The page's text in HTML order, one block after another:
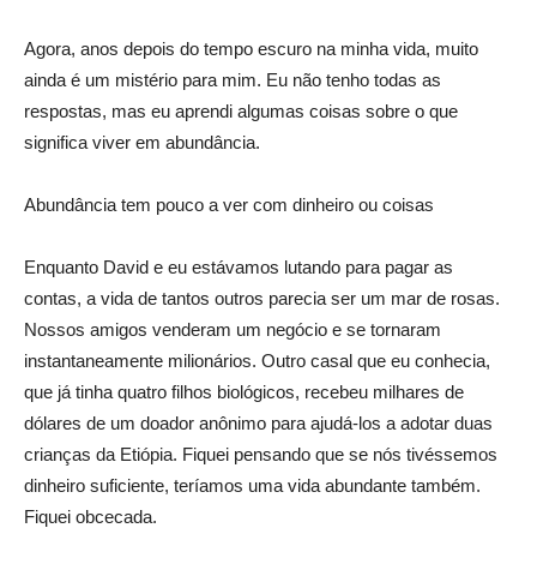
Agora, anos depois do tempo escuro na minha vida, muito
ainda é um mistério para mim. Eu não tenho todas as
respostas, mas eu aprendi algumas coisas sobre o que
significa viver em abundância.
Abundância tem pouco a ver com dinheiro ou coisas
Enquanto David e eu estávamos lutando para pagar as
contas, a vida de tantos outros parecia ser um mar de rosas.
Nossos amigos venderam um negócio e se tornaram
instantaneamente milionários. Outro casal que eu conhecia,
que já tinha quatro filhos biológicos, recebeu milhares de
dólares de um doador anônimo para ajudá-los a adotar duas
crianças da Etiópia. Fiquei pensando que se nós tivéssemos
dinheiro suficiente, teríamos uma vida abundante também.
Fiquei obcecada.